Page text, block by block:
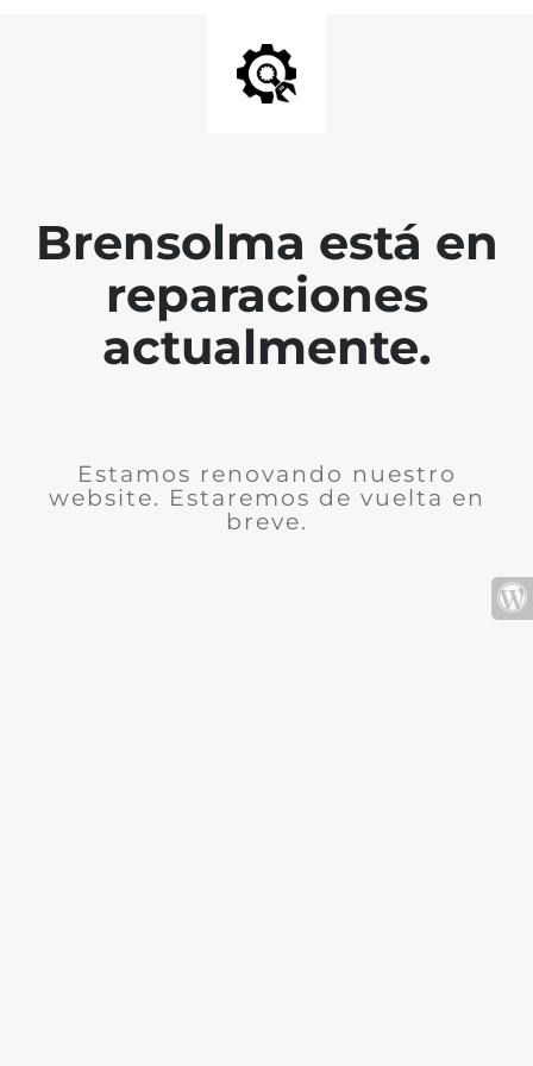
Brensolma está en
reparaciones
actualmente.
Estamos renovando nuestro
website. Estaremos de vuelta en
breve.